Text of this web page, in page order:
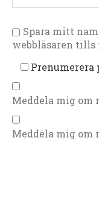
Spara mitt
webbläsaren tills
Prenumerera
Meddela mig om
Meddela mig om